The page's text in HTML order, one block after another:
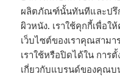
ผลิตภัณฑ์นั้นทันทีและปรึ
ผิวหนัง. เราใช้คุกกี้เพื่อ
เว็บไซต์ของเราคุณสาม
เราใช้หรือปิดได้ใน การ
เกี่ยวกับแบรนด์ของคุณบ